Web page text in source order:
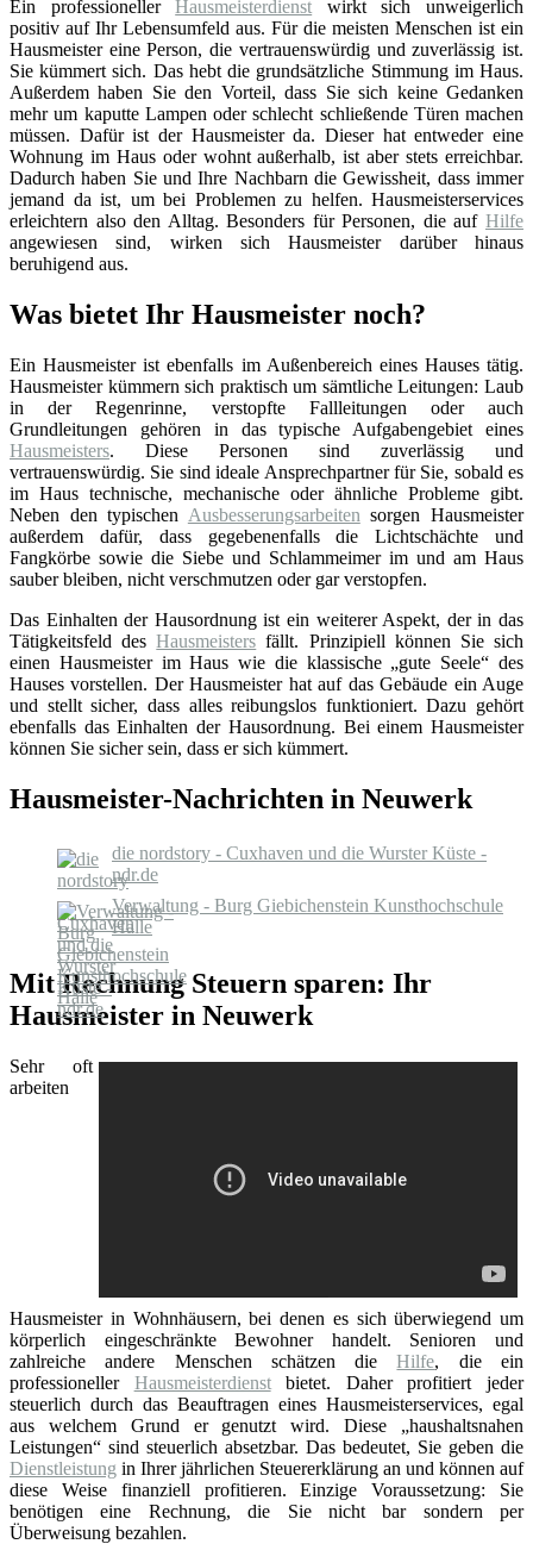
Ein professionellerHausmeisterdienst wirkt sich unweigerlich
positiv auf Ihr Lebensumfeld aus. Für die meisten Menschen ist ein
Hausmeister eine Person, die vertrauenswürdig und zuverlässig ist.
Sie kümmert sich. Das hebt die grundsätzliche Stimmung im Haus.
Außerdem haben Sie den Vorteil, dass Sie sich keine Gedanken
mehr um kaputte Lampen oder schlecht schließende Türen machen
müssen. Dafür ist der Hausmeister da. Dieser hat entweder eine
Wohnung im Haus oder wohnt außerhalb, ist aber stets erreichbar.
Dadurch haben Sie und Ihre Nachbarn die Gewissheit, dass immer
jemand da ist, um bei Problemen zu helfen. Hausmeisterservices
erleichtern also den Alltag. Besonders für Personen, die auf Hilfe
angewiesen sind, wirken sich Hausmeister darüber hinaus
beruhigend aus.
Was bietet Ihr Hausmeister noch?
Ein Hausmeister ist ebenfalls im Außenbereich eines Hauses tätig.
Hausmeister kümmern sich praktisch um sämtliche Leitungen: Laub
in der Regenrinne, verstopfte Fallleitungen oder auch
Grundleitungen gehören in das typische Aufgabengebiet eines
Hausmeisters. Diese Personen sind zuverlässig und
vertrauenswürdig. Sie sind ideale Ansprechpartner für Sie, sobald es
im Haus technische, mechanische oder ähnliche Probleme gibt.
Neben den typischen Ausbesserungsarbeiten sorgen Hausmeister
außerdem dafür, dass gegebenenfalls die Lichtschächte und
Fangkörbe sowie die Siebe und Schlammeimer im und am Haus
sauber bleiben, nicht verschmutzen oder gar verstopfen.
Das Einhalten der Hausordnung ist ein weiterer Aspekt, der in das
Tätigkeitsfeld desHausmeisters fällt. Prinzipiell können Sie sich
einen Hausmeister im Haus wie die klassische „gute Seele“ des
Hauses vorstellen. Der Hausmeister hat auf das Gebäude ein Auge
und stellt sicher, dass alles reibungslos funktioniert. Dazu gehört
ebenfalls das Einhalten der Hausordnung. Bei einem Hausmeister
können Sie sicher sein, dass er sich kümmert.
Hausmeister-Nachrichten in Neuwerk
die nordstory - Cuxhaven und die Wurster Küste -
ndr.de
Verwaltung - Burg Giebichenstein Kunsthochschule
Halle
Mit Rechnung Steuern sparen: Ihr
Hausmeister in Neuwerk
Sehr oft
arbeiten
Hausmeister in Wohnhäusern, bei denen es sich überwiegend um
körperlich eingeschränkte Bewohner handelt. Senioren und
zahlreiche andere Menschen schätzen dieHilfe, die ein
professioneller Hausmeisterdienstbietet. Daher profitiert jeder
steuerlich durch das Beauftragen eines Hausmeisterservices, egal
aus welchem Grund er genutzt wird. Diese „haushaltsnahen
Leistungen“ sind steuerlich absetzbar. Das bedeutet, Sie geben die
Dienstleistung in Ihrer jährlichen Steuererklärung an und können auf
diese Weise finanziell profitieren. Einzige Voraussetzung: Sie
benötigen eine Rechnung, die Sie nicht bar sondern per
Überweisung bezahlen.